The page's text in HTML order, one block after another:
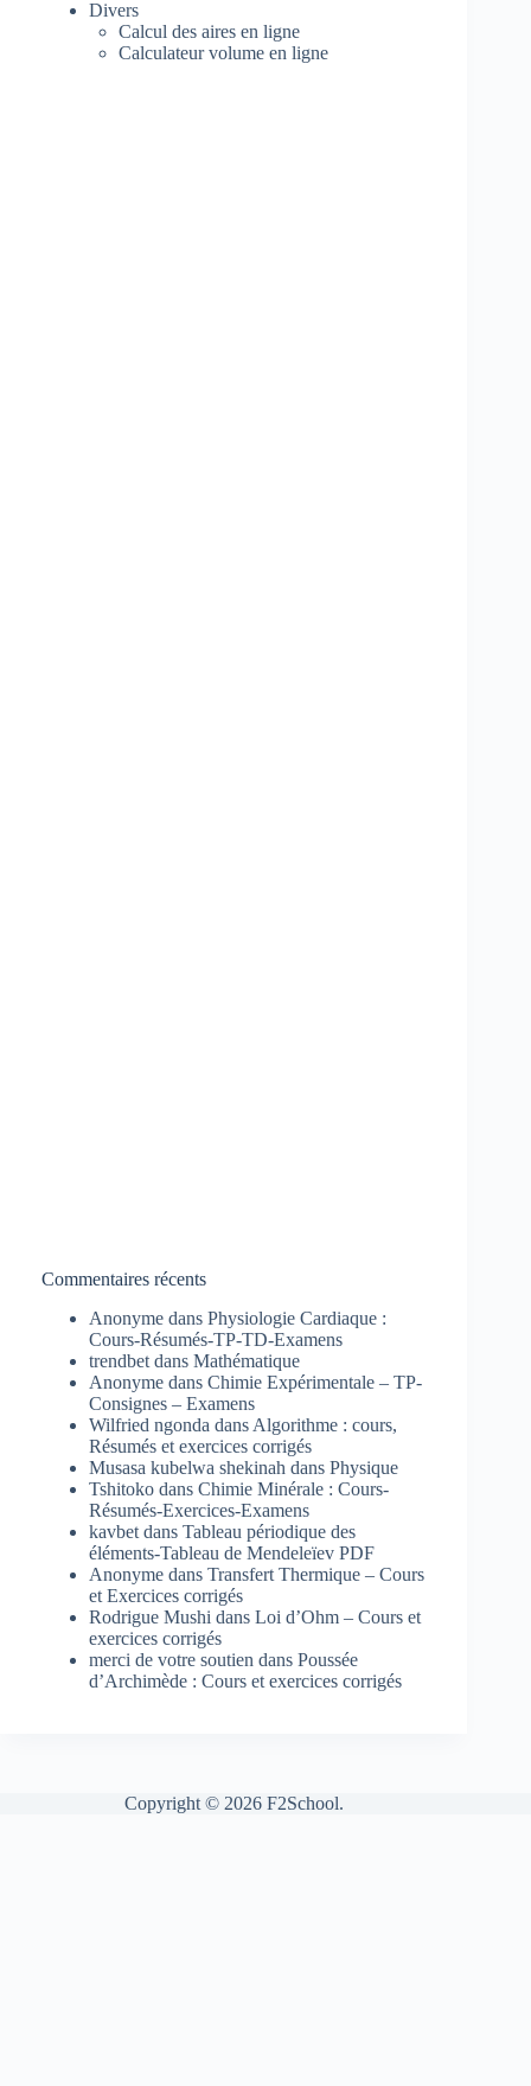
Divers
Calcul des aires en ligne
Calculateur volume en ligne
Commentaires récents
Anonyme dans Physiologie Cardiaque :
Cours-Résumés-TP-TD-Examens
trendbet dans Mathématique
Anonyme dans Chimie Expérimentale – TP-
Consignes – Examens
Wilfried ngonda dans Algorithme : cours,
Résumés et exercices corrigés
Musasa kubelwa shekinah dans Physique
Tshitoko dans Chimie Minérale : Cours-
Résumés-Exercices-Examens
kavbet dans Tableau périodique des
éléments-Tableau de Mendeleïev PDF
Anonyme dans Transfert Thermique – Cours
et Exercices corrigés
Rodrigue Mushi dans Loi d’Ohm – Cours et
exercices corrigés
merci de votre soutien dans Poussée
d’Archimède : Cours et exercices corrigés
Copyright © 2026 F2School.